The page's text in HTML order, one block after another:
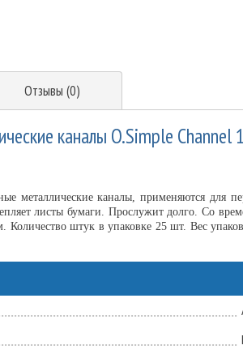
Отзывы (0)
каналы O.Simple Channel
металлические каналы, применяются
листы бумаги. Прослужит долго. Со
Количество штук в упаковке 25 шт. Вес